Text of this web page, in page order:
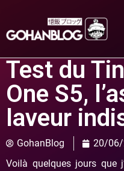
Test du
One S5,
laveur
GohanBlog 20/06/
Voilà quelques jours que